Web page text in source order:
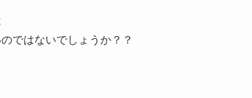
ではないでしょうか？？